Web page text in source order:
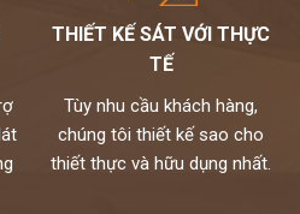
THIẾT KẾ SÁT VỚI THỰC
TẾ
Tùy nhu cầu khách hàng,
chúng tôi thiết kế sao cho
thiết thực và hữu dụng nhất.